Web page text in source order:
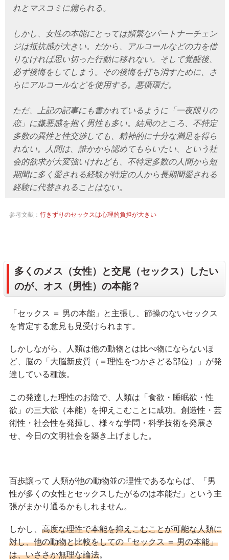
れとマスコミに煽られる。
しかし、女性の本能にとっては頻繁なパートナーチェン
ジは抵抗感が大きい。だから、アルコールなどの力を借
りなければ思い切った行動に移れない。そして覚醒後、
必ず後悔をしてしまう。その後悔を打ち消すために、さ
らにアルコールなどを使用する。悪循環だ。
ただ、上記の記事にも書かれているように「一夜限りの
恋」に嫌悪感を抱く男性も多い。結局のところ、不特定
多数の異性と性交渉しても、精神的に十分な満足を得ら
れない。人間は、誰かから認めてもらいたい、という社
会的欲求が大変強いけれども、不特定多数の人間から短
期間に多く愛される経験が特定の人から長期間愛される
経験に代替されることはない。
参考文献： 行きずりのセックスは心理的負担が大きい
多くのメス（女性）と交尾（セックス）したい
のが、オス（男性）の本能？
「セックス ＝ 男の本能」と主張し、節操のないセックス
を肯定する意見も見受けられます。
しかしながら、人類は他の動物とは比べ物にならないほ
ど、脳の「大脳新皮質（＝理性をつかさどる部位）」が発
達している種族。
この発達した理性のお陰で、人類は「食欲・睡眠欲・性
欲」の三大欲（本能）を抑えこむことに成功。創造性・芸
術性・社会性を発揮し、様々な学問・科学技術を発展さ
せ、今日の文明社会を築き上げました。
百歩譲って 人類が他の動物並の理性であるならば、「男
性が多くの女性とセックスしたがるのは本能だ」という主
張がまかり通るかもしれません。
しかし、 高度な理性で本能を抑えこむことが可能な人類に
対し、他の動物と比較をしての「セックス ＝ 男の本能」
は、いささか無理な論法。